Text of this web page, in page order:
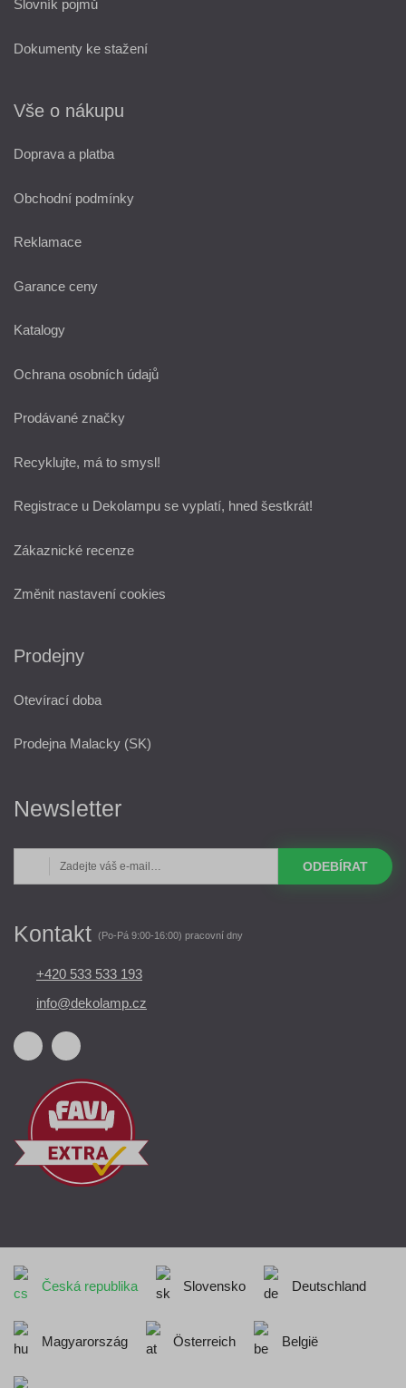
Slovník pojmů
Dokumenty ke stažení
Vše o nákupu
Doprava a platba
Obchodní podmínky
Reklamace
Garance ceny
Katalogy
Ochrana osobních údajů
Prodávané značky
Recyklujte, má to smysl!
Registrace u Dekolampu se vyplatí, hned šestkrát!
Zákaznické recenze
Změnit nastavení cookies
Prodejny
Otevírací doba
Prodejna Malacky (SK)
Newsletter
ODEBÍRAT
Kontakt (Po-Pá 9:00-16:00) pracovní dny
+420 533 533 193
info@dekolamp.cz
Česká republika Slovensko Deutschland
Magyarország Österreich België